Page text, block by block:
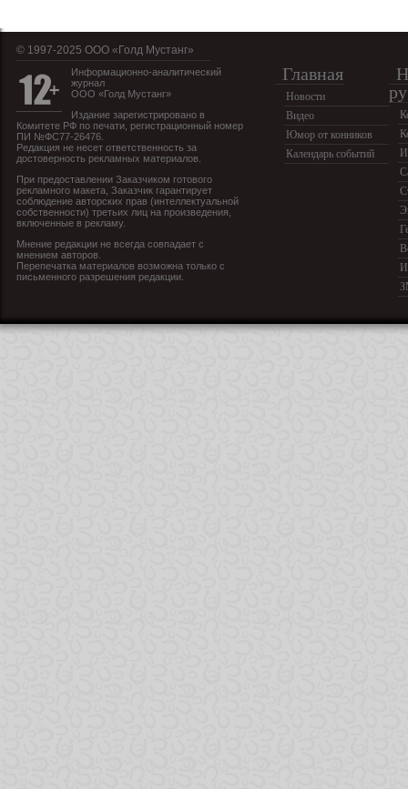
© 1997-2025 OOO «Голд Мустанг»
Информационно-аналитический
журнал
ООО «Голд Мустанг»
Издание зарегистрировано в
Комитете РФ по печати, регистрационный номер
ПИ №ФС77-26476.
Редакция не несет ответственность за
достоверность рекламных материалов.
При предоставлении Заказчиком готового
рекламного макета, Заказчик гарантирует
соблюдение авторских прав (интеллектуальной
собственности) третьих лиц на произведения,
включенные в рекламу.
Мнение редакции не всегда совпадает с
мнением авторов.
Перепечатка материалов возможна только с
письменного разрешения редакции.
Главная
Новости
Видео
Юмор от конников
Календарь событий